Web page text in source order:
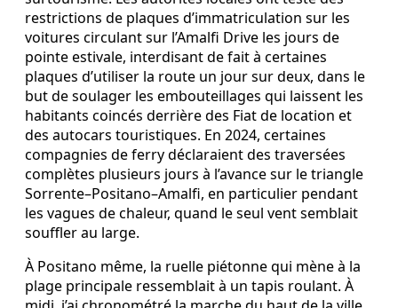
restrictions de plaques d’immatriculation sur les
voitures circulant sur l’Amalfi Drive les jours de
pointe estivale, interdisant de fait à certaines
plaques d’utiliser la route un jour sur deux, dans le
but de soulager les embouteillages qui laissent les
habitants coincés derrière des Fiat de location et
des autocars touristiques. En 2024, certaines
compagnies de ferry déclaraient des traversées
complètes plusieurs jours à l’avance sur le triangle
Sorrente–Positano–Amalfi, en particulier pendant
les vagues de chaleur, quand le seul vent semblait
souffler au large.
À Positano même, la ruelle piétonne qui mène à la
plage principale ressemblait à un tapis roulant. À